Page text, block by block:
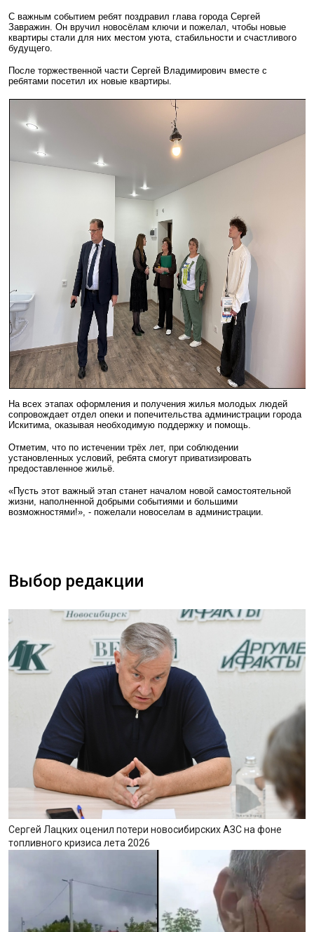
С важным событием ребят поздравил глава города Сергей
Завражин. Он вручил новосёлам ключи и пожелал, чтобы новые
квартиры стали для них местом уюта, стабильности и счастливого
будущего.
После торжественной части Сергей Владимирович вместе с
ребятами посетил их новые квартиры.
На всех этапах оформления и получения жилья молодых людей
сопровождает отдел опеки и попечительства администрации города
Искитима, оказывая необходимую поддержку и помощь.
Отметим, что по истечении трёх лет, при соблюдении
установленных условий, ребята смогут приватизировать
предоставленное жильё.
«Пусть этот важный этап станет началом новой самостоятельной
жизни, наполненной добрыми событиями и большими
возможностями!», - пожелали новоселам в администрации.
Выбор редакции
Сергей Лацких оценил потери новосибирских АЗС на фоне
топливного кризиса лета 2026